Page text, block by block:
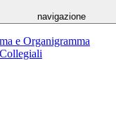
navigazione
e Organigramma